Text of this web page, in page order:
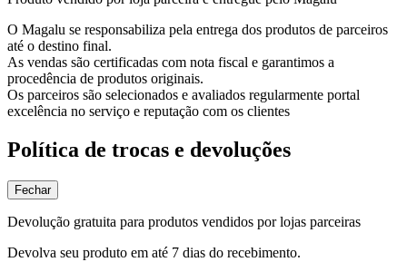
O Magalu se responsabiliza pela entrega dos produtos de parceiros
até o destino final.
As vendas são certificadas com nota fiscal e garantimos a
procedência de produtos originais.
Os parceiros são selecionados e avaliados regularmente portal
excelência no serviço e reputação com os clientes
Política de trocas e devoluções
Fechar
Devolução gratuita para produtos vendidos por lojas parceiras
Devolva seu produto em até 7 dias do recebimento.